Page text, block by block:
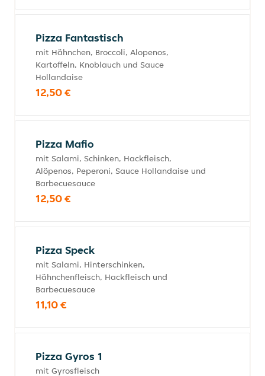
Pizza Fantastisch
mit Hähnchen, Broccoli, Alopenos,
Kartoffeln, Knoblauch und Sauce
Hollandaise
12,50 €
Pizza Mafio
mit Salami, Schinken, Hackfleisch,
Alöpenos, Peperoni, Sauce Hollandaise und
Barbecuesauce
12,50 €
Pizza Speck
mit Salami, Hinterschinken,
Hähnchenfleisch, Hackfleisch und
Barbecuesauce
11,10 €
Pizza Gyros 1
mit Gyrosfleisch